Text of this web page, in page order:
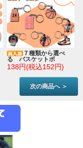
７種類から選べ
る バスケットボ
138円(税込152円)
次の商品へ ＞